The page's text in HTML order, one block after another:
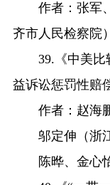
作者：张军、
齐市人民检察院）
39.《中美比
益诉讼惩罚性赔
作者：赵海鹏
邬定伸（浙江
陈晔、金心怡